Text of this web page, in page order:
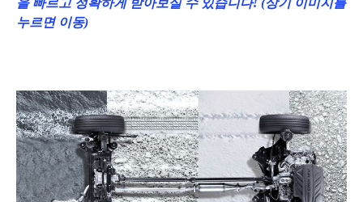
을 빠르고 정확하게 받아보실 수 있습니다! (상기 이미지를
누르면 이동)